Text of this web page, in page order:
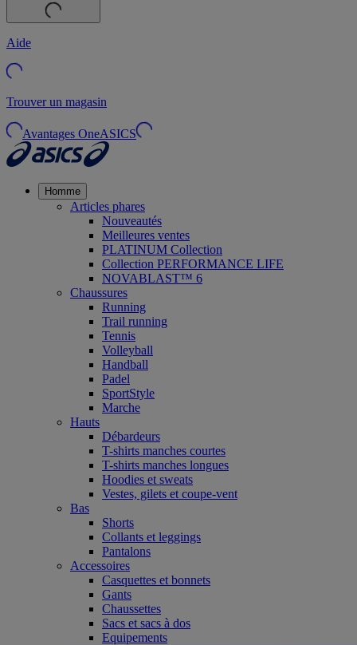
Aide
Trouver un magasin
Avantages OneASICS
Homme
Articles phares
Nouveautés
Meilleures ventes
PLATINUM Collection
Collection PERFORMANCE LIFE
NOVABLAST™ 6
Chaussures
Running
Trail running
Tennis
Volleyball
Handball
Padel
SportStyle
Marche
Hauts
Débardeurs
T-shirts manches courtes
T-shirts manches longues
Hoodies et sweats
Vestes, gilets et coupe-vent
Bas
Shorts
Collants et leggings
Pantalons
Accessoires
Casquettes et bonnets
Gants
Chaussettes
Sacs et sacs à dos
Equipements